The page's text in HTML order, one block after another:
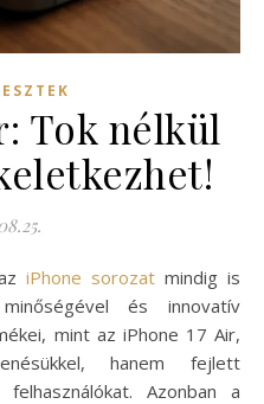
Tok nélkül
iPhone sorozat mindig is
és innovatív
mint az iPhone 17 Air,
hanem fejlett
Azonban a